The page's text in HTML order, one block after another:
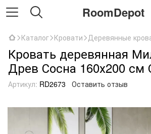
RoomDepot
Каталог Кровати Деревянные
Кровать деревянная
Древ Сосна 160х200 см
Артикул: RD2673 Оставить отзыв